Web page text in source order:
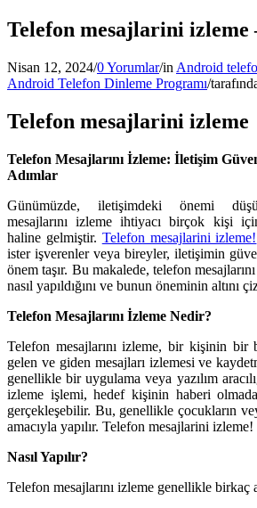
Telefon mesajlarini izleme
Nisan 12, 2024/0 Yorumlar/in Android
Android Telefon Dinleme Programı/
Telefon mesajlarini izleme
Telefon Mesajlarını İzleme: İletişim
Adımlar
Günümüzde, iletişimdeki önemi
mesajlarını izleme ihtiyacı birçok kişi
haline gelmiştir. Telefon mesajlarini izleme!
ister işverenler veya bireyler, iletişimin
önem taşır. Bu makalede, telefon
nasıl yapıldığını ve bunun öneminin altını
Telefon Mesajlarını İzleme Nedir?
Telefon mesajlarını izleme, bir kişinin bir
gelen ve giden mesajları izlemesi ve
genellikle bir uygulama veya yazılım
izleme işlemi, hedef kişinin haberi
gerçekleşebilir. Bu, genellikle çocukların
amacıyla yapılır. Telefon mesajlarini izleme!
Nasıl Yapılır?
Telefon mesajlarını izleme genellikle birkaç